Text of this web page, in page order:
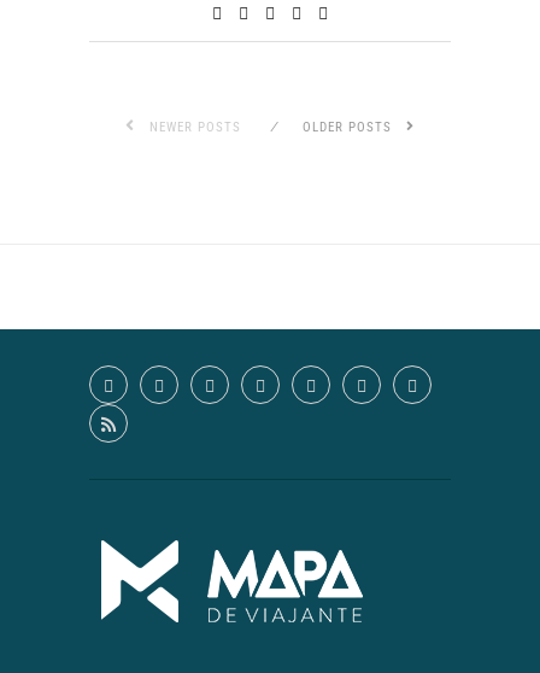
NEWER POSTS OLDER POSTS